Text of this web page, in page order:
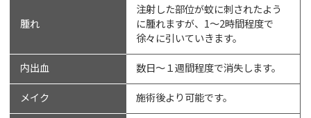
腫れ
注射した部位が蚊に刺されたよう
に腫れますが、1～2時間程度で
徐々に引いていきます。
内出血 数日～１週間程度で消失します。
メイク 施術後より可能です。